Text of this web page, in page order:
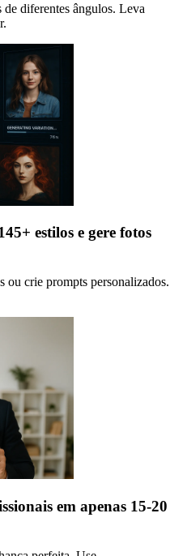
de diferentes ângulos. Leva
estilos e gere fotos
ou crie prompts personalizados.
em apenas 15-20